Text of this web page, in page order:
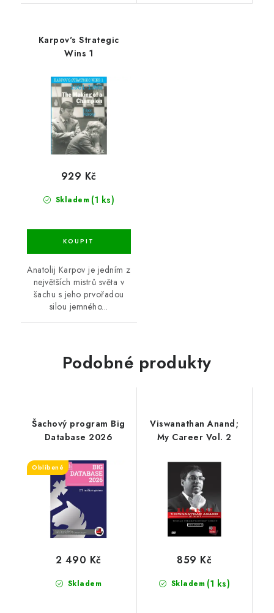
Karpov's Strategic
Wins 1
Skladem (1 ks)
929 Kč
Anatolij Karpov je jedním z
největších mistrů světa v
šachu s jeho prvořadou
silou jemného...
Podobné produkty
Šachový program Big
Database 2026
Oblíbené
Skladem
2 490 Kč
Viswanathan Anand;
My Career Vol. 2
Skladem (1 ks)
859 Kč